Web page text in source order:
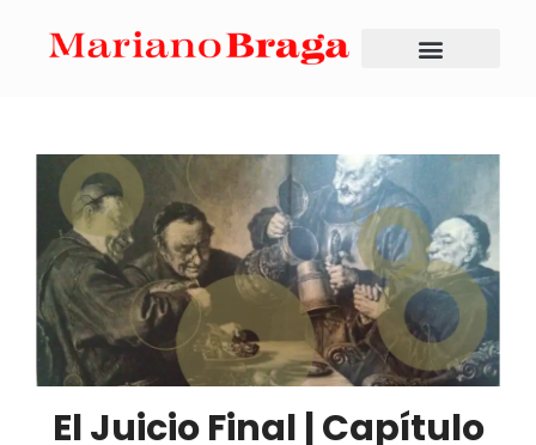
El Juicio Final | Capítulo